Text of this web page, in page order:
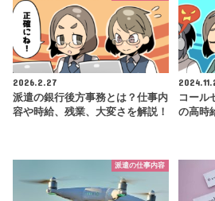
2026.2.27
派遣の銀行後方事務とは？仕事内
容や時給、残業、大変さを解説！
コール
の高時
派遣の仕事内容